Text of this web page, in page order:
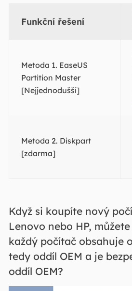
Funkční řešení
Metoda 1. EaseUS
Partition Master
[Nejjednodušší]
Metoda 2. Diskpart
[zdarma]
Když si koupíte nový
Lenovo nebo HP,
každý počítač obsahuje
tedy oddíl OEM a je
oddíl OEM?